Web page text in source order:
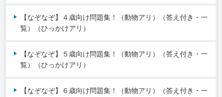
【なぞなぞ】４歳向け問題集！（動物アリ）（答え付き・一
覧）（ひっかけアリ）
【なぞなぞ】５歳向け問題集！（動物アリ）（答え付き・一
覧）（ひっかけアリ）
【なぞなぞ】６歳向け問題集！（動物アリ）（答え付き・一